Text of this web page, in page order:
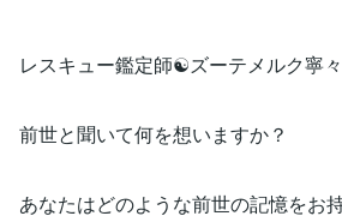
レスキュー鑑定師☯️ズーテメルク寧
前世と聞いて何を想いますか？
あなたはどのような前世の記憶をお